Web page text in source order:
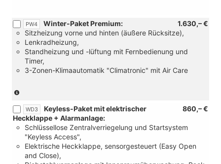
PW4 1.630,– €
Winter-Paket Premium:
Sitzheizung vorne und hinten (äußere Rücksitze),
Lenkradheizung,
Standheizung und -lüftung mit Fernbedienung und
Timer,
3-Zonen-Klimaautomatik "Climatronic" mit Air Care
Verbinding
mit:
[W50]
Angebotspaket
"Komfort")
WD3 860,– €
Keyless-Paket mit elektrischer
Heckklappe + Alarmanlage:
Schlüssellose Zentralverriegelung und Startsystem
"Keyless Access",
Elektrische Heckklappe, sensorgesteuert (Easy Open
and Close),